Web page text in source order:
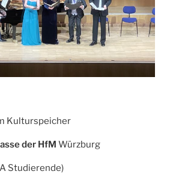
Kulturspeicher
der HfM Würzburg
Studierende)